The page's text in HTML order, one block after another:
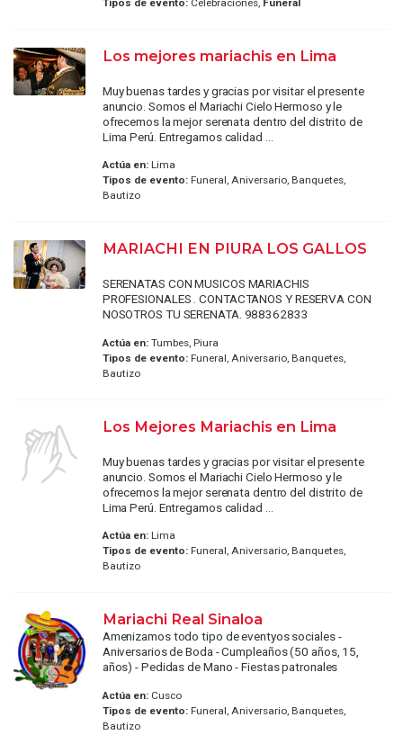
Tipos de evento:Celebraciones, Funeral
Los mejores mariachis en Lima
Muy buenas tardes y gracias por visitar el presente
anuncio. Somos el Mariachi Cielo Hermoso y le
ofrecemos la mejor serenata dentro del distrito de
Lima Perú. Entregamos calidad ...
Actúa en:Lima
Tipos de evento:Funeral, Aniversario, Banquetes,
Bautizo
MARIACHI EN PIURA LOS GALLOS
SERENATAS CON MUSICOS MARIACHIS
PROFESIONALES . CONTACTANOS Y RESERVA CON
NOSOTROS TU SERENATA. 988362833
Actúa en:Tumbes, Piura
Tipos de evento:Funeral, Aniversario, Banquetes,
Bautizo
Los Mejores Mariachis en Lima
Muy buenas tardes y gracias por visitar el presente
anuncio. Somos el Mariachi Cielo Hermoso y le
ofrecemos la mejor serenata dentro del distrito de
Lima Perú. Entregamos calidad ...
Actúa en:Lima
Tipos de evento:Funeral, Aniversario, Banquetes,
Bautizo
Mariachi Real Sinaloa
Amenizamos todo tipo de eventyos sociales -
Aniversarios de Boda - Cumpleaños (50 años, 15,
años) - Pedidas de Mano - Fiestas patronales
Actúa en:Cusco
Tipos de evento:Funeral, Aniversario, Banquetes,
Bautizo